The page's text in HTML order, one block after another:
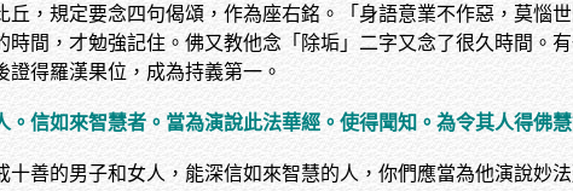
丘，規定要念四句偈頌，作為座右銘。「身語意業不作惡，莫惱
時間，才勉強記住。佛又教他念「除垢」二字又念了很久時間。
得羅漢果位，成為持義第一。
。信如來智慧者。當為演說此法華經。使得聞知。為令其人得佛
十善的男子和女人，能深信如來智慧的人，你們應當為他演說妙